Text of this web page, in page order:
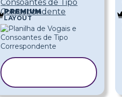
Consoantes de Tipo
Correspondente
PREMIUM
LAYOUT